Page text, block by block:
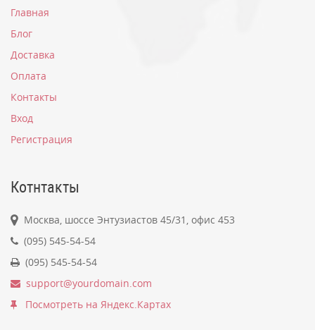
Главная
Блог
Доставка
Оплата
Контакты
Вход
Регистрация
Котнтакты
Москва, шоссе Энтузиастов 45/31, офис 453
(095) 545-54-54
(095) 545-54-54
support@yourdomain.com
Посмотреть на Яндекс.Картах